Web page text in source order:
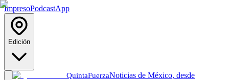
ImpresoPodcastApp
Edición
QuintaFuerzaNoticias de México, desde